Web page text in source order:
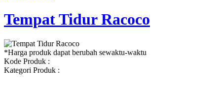
Tempat Tidur Racoco
*Harga produk dapat berubah sewaktu-waktu
Kode Produk :
Kategori Produk :